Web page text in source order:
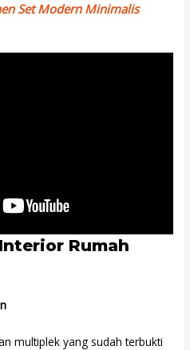
Set Modern Minimalis
Rumah
multiplek yang sudah terbukti